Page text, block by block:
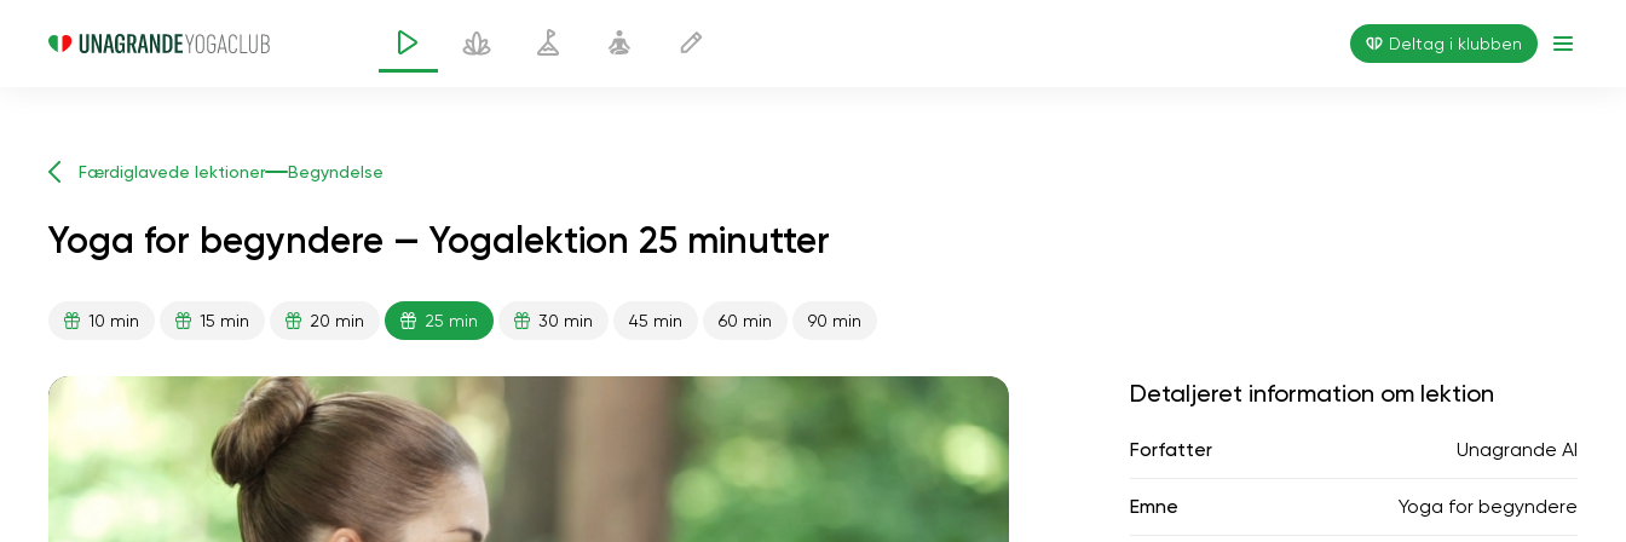
Deltag i klubben
Færdiglavede lektioner Begyndelse
Yoga for begyndere — Yogalektion 25 minutter
10 min 15 min 20 min 25 min 30 min 45 min 60 min 90 min
01:44
Detaljeret information om lektion
Forfatter Unagrande AI
Emne Yoga for begyndere